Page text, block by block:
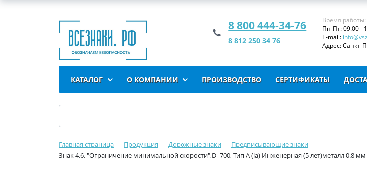
8 800 444-34-76
8 812 250 34 76
Время работы:
Пн-Пт: 09.00 -
E-mail:
Адрес: Санкт-
КАТАЛОГ О КОМПАНИИ ПРОИЗВОДСТВО СЕРТИФИКАТЫ
Главная страница Продукция Дорожные знаки
Предписывающие знаки
Знак 4.6. "Ограничение минимальной скорости",D=700, Тип А (la) Инженерная (5 лет)металл 0.8 мм